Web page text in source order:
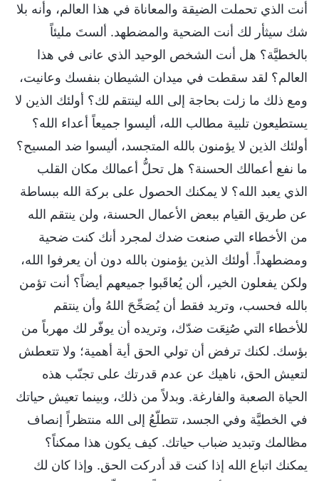
أنت الذي تحملت الضيقة والمعاناة في هذا العالم، وأنه بلا
شك سيثأر لك أنت الضحية والمضطهد. ألستَ مليئاً
بالخطيَّة؟ هل أنت الشخص الوحيد الذي عانى في هذا
العالم؟ لقد سقطت في ميدان الشيطان بنفسك وعانيت،
ومع ذلك ما زلت بحاجة إلى الله لينتقم لك؟ أولئك الذين لا
يستطيعون تلبية مطالب الله، أليسوا جميعاً أعداء الله؟
أولئك الذين لا يؤمنون بالله المتجسد، أليسوا ضد المسيح؟
ما نفع أعمالك الحسنة؟ هل تحلُّ أعمالك مكان القلب
الذي يعبد الله؟ لا يمكنك الحصول على بركة الله ببساطة
عن طريق القيام ببعض الأعمال الحسنة، ولن ينتقم الله
من الأخطاء التي صنعت ضدك لمجرد أنك كنت ضحية
ومضطهداً. أولئك الذين يؤمنون بالله دون أن يعرفوا الله،
ولكن يفعلون الخير، ألن يُعاقَبوا جميعهم أيضاً؟ أنت تؤمن
بالله فحسب، وتريد فقط أن يُصَحِّحَ اللهُ وأن ينتقم
للأخطاء التي صُنِعَت ضدّك، وتريده أن يوفّر لك مهرباً من
بؤسك. لكنك ترفض أن تولي الحق أية أهمية؛ ولا تتعطش
لتعيش الحق، ناهيك عن عدم قدرتك على تجنّب هذه
الحياة الصعبة والفارغة. وبدلاً من ذلك، وبينما تعيش حياتك
في الخطيَّة وفي الجسد، تتطلّعُ إلى الله منتظراً إنصاف
مظالمك وتبديد ضباب حياتك. كيف يكون هذا ممكناً؟
يمكنك اتباع الله إذا كنت قد أدركت الحق. وإذا كان لك